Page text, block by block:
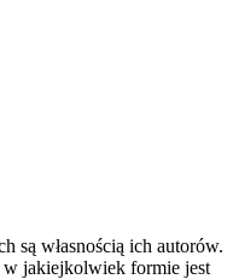
są własnością ich autorów.
jakiejkolwiek formie jest